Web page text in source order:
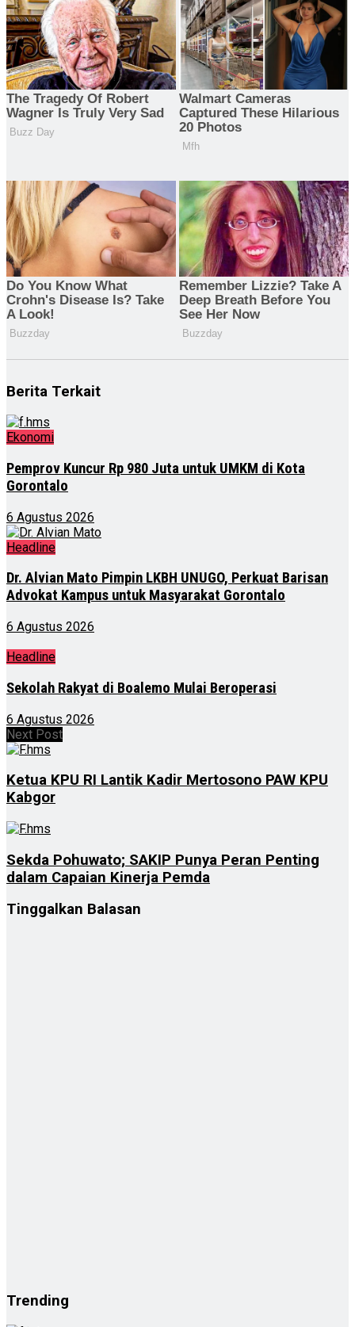
Berita Terkait
Ekonomi
Pemprov Kuncur Rp 980 Juta untuk UMKM di Kota
Gorontalo
6 Agustus 2026
Headline
Dr. Alvian Mato Pimpin LKBH UNUGO, Perkuat Barisan
Advokat Kampus untuk Masyarakat Gorontalo
6 Agustus 2026
Headline
Sekolah Rakyat di Boalemo Mulai Beroperasi
6 Agustus 2026
Next Post
Ketua KPU RI Lantik Kadir Mertosono PAW KPU
Kabgor
Sekda Pohuwato; SAKIP Punya Peran Penting
dalam Capaian Kinerja Pemda
Tinggalkan Balasan
Trending